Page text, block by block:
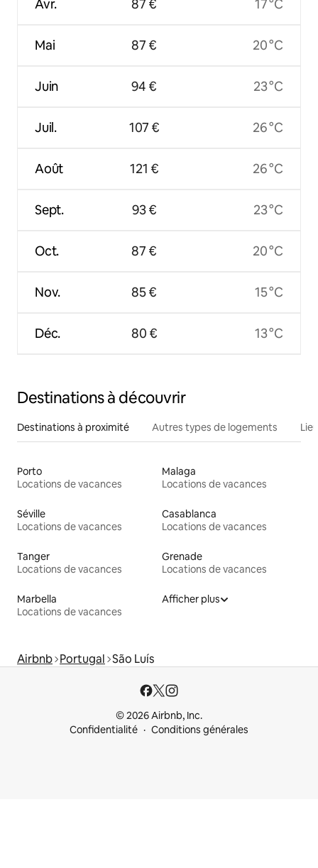
Avr.
Mai
Juin
Juil.
Août
Sept.
Oct.
Nov.
Déc.
87 €
87 €
94 €
107 €
121 €
93 €
87 €
85 €
80 €
17 °C
20 °C
23 °C
26 °C
26 °C
23 °C
20 °C
15 °C
13 °C
Destinations à découvrir
Destinations à proximité Autres types de logements
Porto
Locations de vacances
Malaga
Locations de vacances
Séville
Locations de vacances
Casablanca
Locations de vacances
Tanger
Locations de vacances
Grenade
Locations de vacances
Marbella
Locations de vacances
Afficher plus
Airbnb Portugal São Luís
© 2026 Airbnb, Inc.
Confidentialité
Conditions générales